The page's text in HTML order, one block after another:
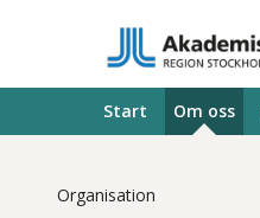
Start Om oss
Organisation